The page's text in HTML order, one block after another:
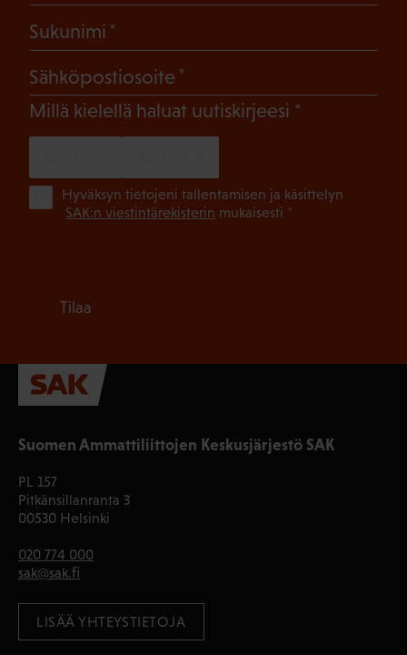
Suomen Ammattiliittojen Keskusjärjestö SAK
PL 157
Pitkänsillanranta 3
00530 Helsinki
020 774 000
sak@sak.fi
LISÄÄ YHTEYSTIETOJA
Sukunimi
Sähköpostiosoite
Millä kielellä haluat uutiskirjeesi (Pakollinen)
Hyväksyn tietojeni tallentamisen ja käsittelyn
SAK:n viestintärekisterin mukaisesti *
Tilaa